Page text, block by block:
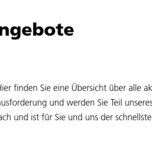
finden Sie eine Übersicht über alle
und werden Sie Teil
und ist für Sie und uns der